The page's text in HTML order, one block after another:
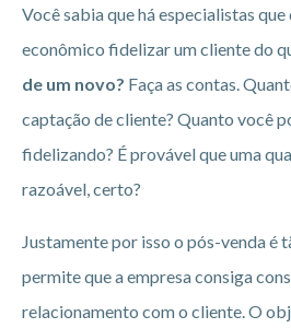
Você sabia que há especialistas que
econômico fidelizar um cliente do
de um novo? Faça as contas.
captação de cliente? Quanto você
fidelizando? É provável que uma
razoável, certo?
Justamente por isso o pós-venda é
permite que a empresa consiga
relacionamento com o cliente. O